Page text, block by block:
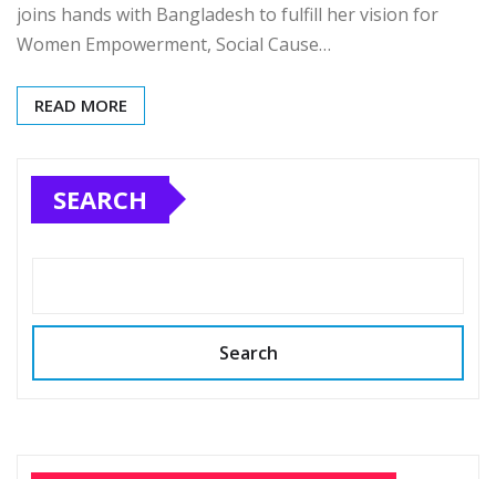
joins hands with Bangladesh to fulfill her vision for
Women Empowerment, Social Cause…
READ MORE
SEARCH
Search